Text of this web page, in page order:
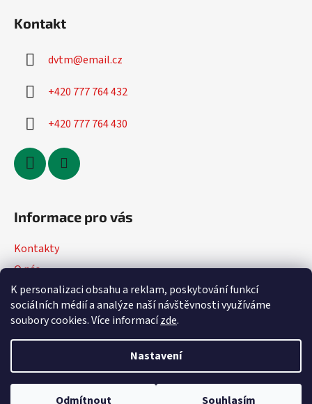
K personalizaci obsahu a reklam, poskytování funkcí
sociálních médií a analýze naší návštěvnosti využíváme
soubory cookies. Více informacízde.
Nastavení
Odmítnout Souhlasím
Kontakt
dvtm@email.cz
+420 777 764 432
+420 777 764 430
Informace pro vás
Kontakty
O nás
Jak nakupovat
Obchodní podmínky
Vytvořil Shoptet